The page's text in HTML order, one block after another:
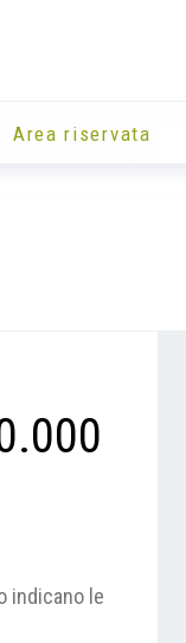
Area riservata
indicano le